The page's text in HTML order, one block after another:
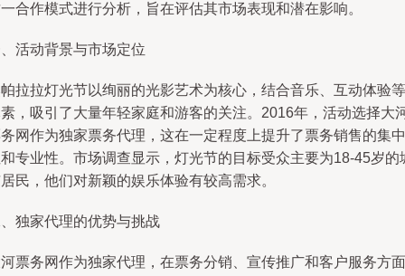
合作模式进行分析，旨在评估其市场表现和潜在影响。
活动背景与市场定位
拉拉灯光节以绚丽的光影艺术为核心，结合音乐、互动体验等
，吸引了大量年轻家庭和游客的关注。2016年，活动选择大
网作为独家票务代理，这在一定程度上提升了票务销售的集中
专业性。市场调查显示，灯光节的目标受众主要为18-45岁的
民，他们对新颖的娱乐体验有较高需求。
独家代理的优势与挑战
票务网作为独家代理，在票务分销、宣传推广和客户服务方面